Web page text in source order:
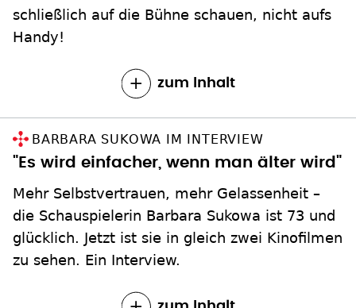
schließlich auf die Bühne schauen, nicht aufs
Handy!
zum Inhalt
BARBARA SUKOWA IM INTERVIEW
"Es wird einfacher, wenn man älter wird"
Mehr Selbstvertrauen, mehr Gelassenheit –
die Schauspielerin Barbara Sukowa ist 73 und
glücklich. Jetzt ist sie in gleich zwei Kinofilmen
zu sehen. Ein Interview.